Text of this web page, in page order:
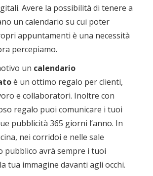
Avere la possibilità di tenere a
un calendario su cui poter
appuntamenti è una necessità
percepiamo.
un calendario
è un ottimo regalo per clienti,
e collaboratori. Inoltre con
regalo puoi comunicare i tuoi
pubblicità 365 giorni l’anno. In
nei corridoi e nelle sale
pubblico avrà sempre i tuoi
tua immagine davanti agli occhi.